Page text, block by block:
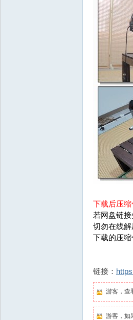
下载后压缩
若网盘链
切勿在线
下载的压
链接：
游客，查
游客，如